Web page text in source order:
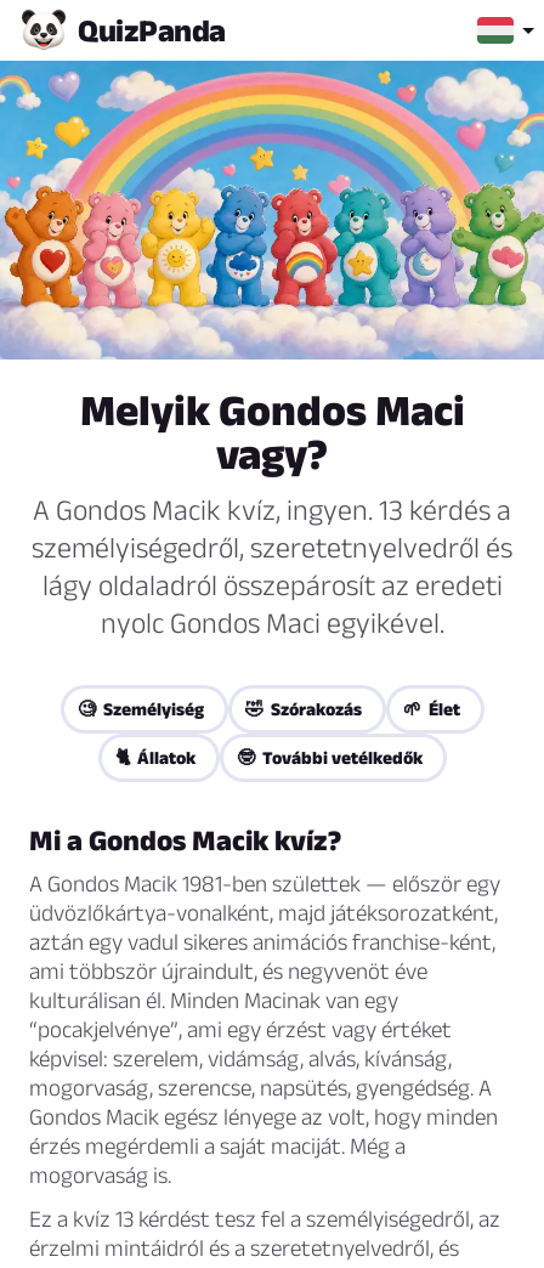
QuizPanda
Melyik Gondos Maci
vagy?
A Gondos Macik kvíz, ingyen. 13 kérdés a
személyiségedről, szeretetnyelvedről és
lágy oldaladról összepárosít az eredeti
nyolc Gondos Maci egyikével.
🧐 Személyiség 🤣 Szórakozás 🌱 Élet
🐈 Állatok 🤓 További vetélkedők
Mi a Gondos Macik kvíz?
A Gondos Macik 1981-ben születtek — először egy
üdvözlőkártya-vonalként, majd játéksorozatként,
aztán egy vadul sikeres animációs franchise-ként,
ami többször újraindult, és negyvenöt éve
kulturálisan él. Minden Macinak van egy
“pocakjelvénye”, ami egy érzést vagy értéket
képvisel: szerelem, vidámság, alvás, kívánság,
mogorvaság, szerencse, napsütés, gyengédség. A
Gondos Macik egész lényege az volt, hogy minden
érzés megérdemli a saját maciját. Még a
mogorvaság is.
Ez a kvíz 13 kérdést tesz fel a személyiségedről, az
érzelmi mintáidról és a szeretetnyelvedről, és